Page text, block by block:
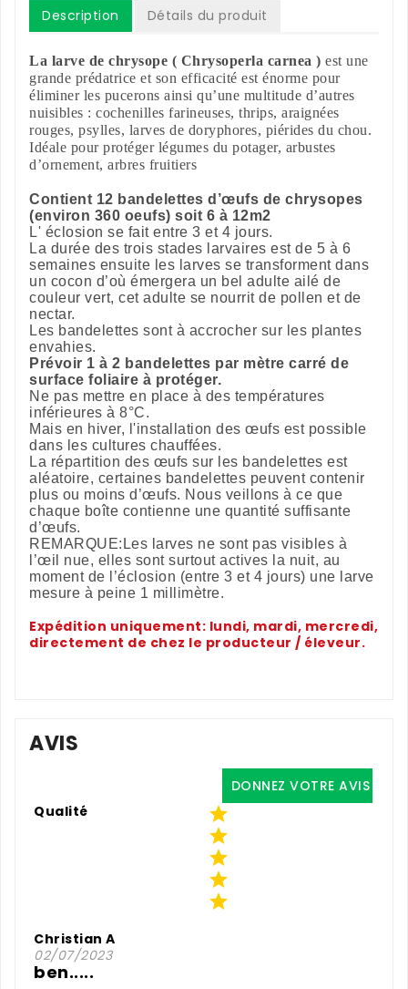
Description Détails du produit
La larve de chrysope ( Chrysoperla carnea ) est une
grande prédatrice et son efficacité est énorme pour
éliminer les pucerons ainsi qu’une multitude d’autres
nuisibles : cochenilles farineuses, thrips, araignées
rouges, psylles, larves de doryphores, piérides du chou.
Idéale pour protéger légumes du potager, arbustes
d’ornement, arbres fruitiers
Contient 12 bandelettes d’œufs de chrysopes
(environ 360 oeufs) soit 6 à 12m2
L' éclosion se fait entre 3 et 4 jours.
La durée des trois stades larvaires est de 5 à 6
semaines ensuite les larves se transforment dans
un cocon d’où émergera un bel adulte ailé de
couleur vert, cet adulte se nourrit de pollen et de
nectar.
Les bandelettes sont à accrocher sur les plantes
envahies.
Prévoir 1 à 2 bandelettes par mètre carré de
surface foliaire à protéger.
Ne pas mettre en place à des températures
inférieures à 8°C.
Mais en hiver, l'installation des œufs est possible
dans les cultures chauffées.
La répartition des œufs sur les bandelettes est
aléatoire, certaines bandelettes peuvent contenir
plus ou moins d’œufs. Nous veillons à ce que
chaque boîte contienne une quantité suffisante
d’œufs.
REMARQUE:Les larves ne sont pas visibles à
l’œil nue, elles sont surtout actives la nuit, au
moment de l’éclosion (entre 3 et 4 jours) une larve
mesure à peine 1 millimètre.
Expédition uniquement: lundi, mardi, mercredi,
directement de chez le producteur / éleveur.
AVIS
DONNEZ VOTRE AVIS
Qualité





Christian A
02/07/2023
ben.....